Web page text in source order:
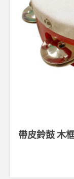
帶皮鈴鼓 木